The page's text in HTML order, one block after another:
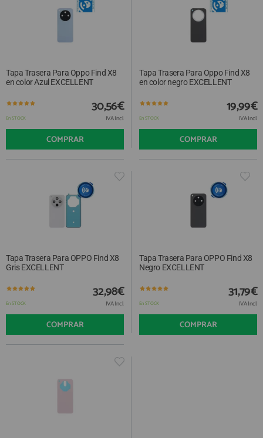
Tapa Trasera Para Oppo Find X8
en color Azul EXCELLENT
En STOCK
30,56€
IVA Incl.
COMPRAR
Tapa Trasera Para Oppo Find X8
en color negro EXCELLENT
En STOCK
19,99€
IVA Incl.
COMPRAR
Tapa Trasera Para OPPO Find X8
Gris EXCELLENT
En STOCK
32,98€
IVA Incl.
COMPRAR
Tapa Trasera Para OPPO Find X8
Negro EXCELLENT
En STOCK
31,79€
IVA Incl.
COMPRAR